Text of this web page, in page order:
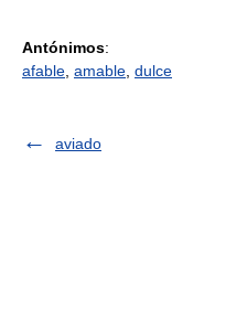
Antónimos:
afable amable dulce
aviado